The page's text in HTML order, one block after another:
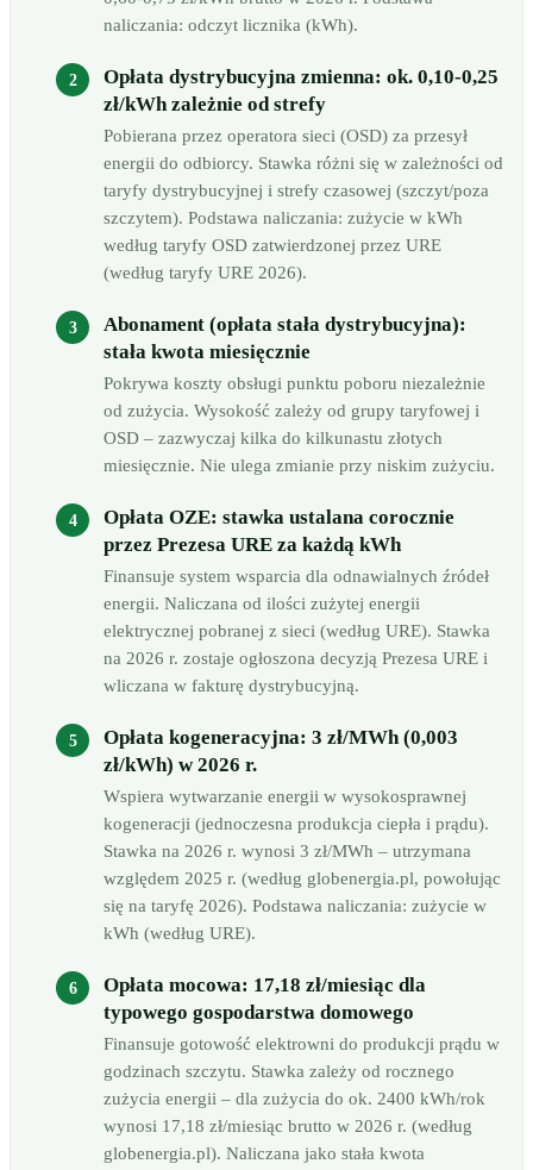
naliczania: odczyt licznika (kWh).
Opłata dystrybucyjna zmienna: ok. 0,10-0,25
zł/kWh zależnie od strefy
Pobierana przez operatora sieci (OSD) za przesył
energii do odbiorcy. Stawka różni się w zależności od
taryfy dystrybucyjnej i strefy czasowej (szczyt/poza
szczytem). Podstawa naliczania: zużycie w kWh
według taryfy OSD zatwierdzonej przez URE
(według taryfy URE 2026).
Abonament (opłata stała dystrybucyjna):
stała kwota miesięcznie
Pokrywa koszty obsługi punktu poboru niezależnie
od zużycia. Wysokość zależy od grupy taryfowej i
OSD – zazwyczaj kilka do kilkunastu złotych
miesięcznie. Nie ulega zmianie przy niskim zużyciu.
Opłata OZE: stawka ustalana corocznie
przez Prezesa URE za każdą kWh
Finansuje system wsparcia dla odnawialnych źródeł
energii. Naliczana od ilości zużytej energii
elektrycznej pobranej z sieci (według URE). Stawka
na 2026 r. zostaje ogłoszona decyzją Prezesa URE i
wliczana w fakturę dystrybucyjną.
Opłata kogeneracyjna: 3 zł/MWh (0,003
zł/kWh) w 2026 r.
Wspiera wytwarzanie energii w wysokosprawnej
kogeneracji (jednoczesna produkcja ciepła i prądu).
Stawka na 2026 r. wynosi 3 zł/MWh – utrzymana
względem 2025 r. (według globenergia.pl, powołując
się na taryfę 2026). Podstawa naliczania: zużycie w
kWh (według URE).
Opłata mocowa: 17,18 zł/miesiąc dla
typowego gospodarstwa domowego
Finansuje gotowość elektrowni do produkcji prądu w
godzinach szczytu. Stawka zależy od rocznego
zużycia energii – dla zużycia do ok. 2400 kWh/rok
wynosi 17,18 zł/miesiąc brutto w 2026 r. (według
globenergia.pl). Naliczana jako stała kwota